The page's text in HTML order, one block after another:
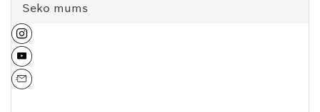
Seko mums